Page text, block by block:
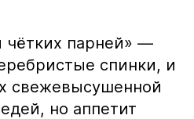
чётких парней» —
спинки, и
свежевысушенной
но аппетит